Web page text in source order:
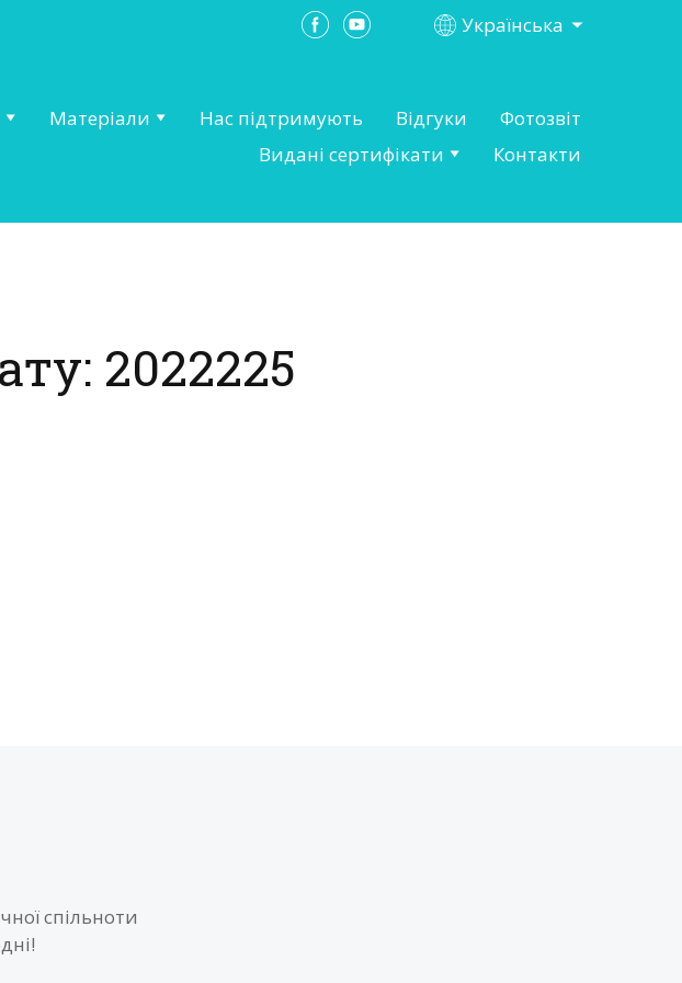
Українська
Матеріали Нас підтримують Відгуки
Фотозвіт
Видані сертифікати
Контакти
2022225
спільноти